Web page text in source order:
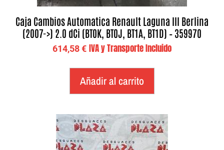
Caja Cambios Automatica Renault Laguna III Berlina
(2007->) 2.0 dCi (BT0K, BT0J, BT1A, BT1D) – 359970
614,58€ IVA y Transporte Incluido
Añadir al carrito